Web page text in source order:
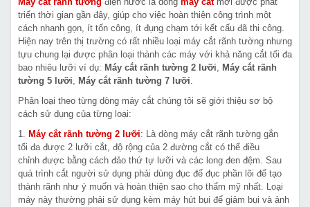
triển thời gian gần đây, giúp cho việc hoàn thiện công trình một
cách nhanh gọn, ít tốn công, ít đụng chạm tới kết cấu đã thi công.
Hiện nay trên thị trường có rất nhiều loại máy cắt rãnh tường nhưng
tựu chung lại được phân loại thành các máy với khả năng cắt tối đa
bao nhiêu lưỡi ví dụ: Máy cắt rãnh tường 2 lưỡi, Máy cắt rãnh
tường 5 lưỡi, Máy cắt rãnh tường 7 lưỡi.
Phân loại theo từng dòng máy cắt chúng tôi sẽ giới thiệu sơ bộ
cách sử dụng của từng loại:
1. Máy cắt rãnh tường 2 lưỡi: Là dòng máy cắt rãnh tường gắn
tối đa được 2 lưỡi cắt, độ rộng của 2 đường cắt có thể điều
chỉnh được bằng cách đảo thứ tự lưỡi và các long đen đệm. Sau
quá trình cắt người sử dụng phải dùng đục để đục phần lõi để tạo
thành rãnh như ý muốn và hoàn thiện sao cho thẩm mỹ nhất. Loại
máy này thường phải sử dụng kèm máy hút bụi để giảm bụi và ảnh